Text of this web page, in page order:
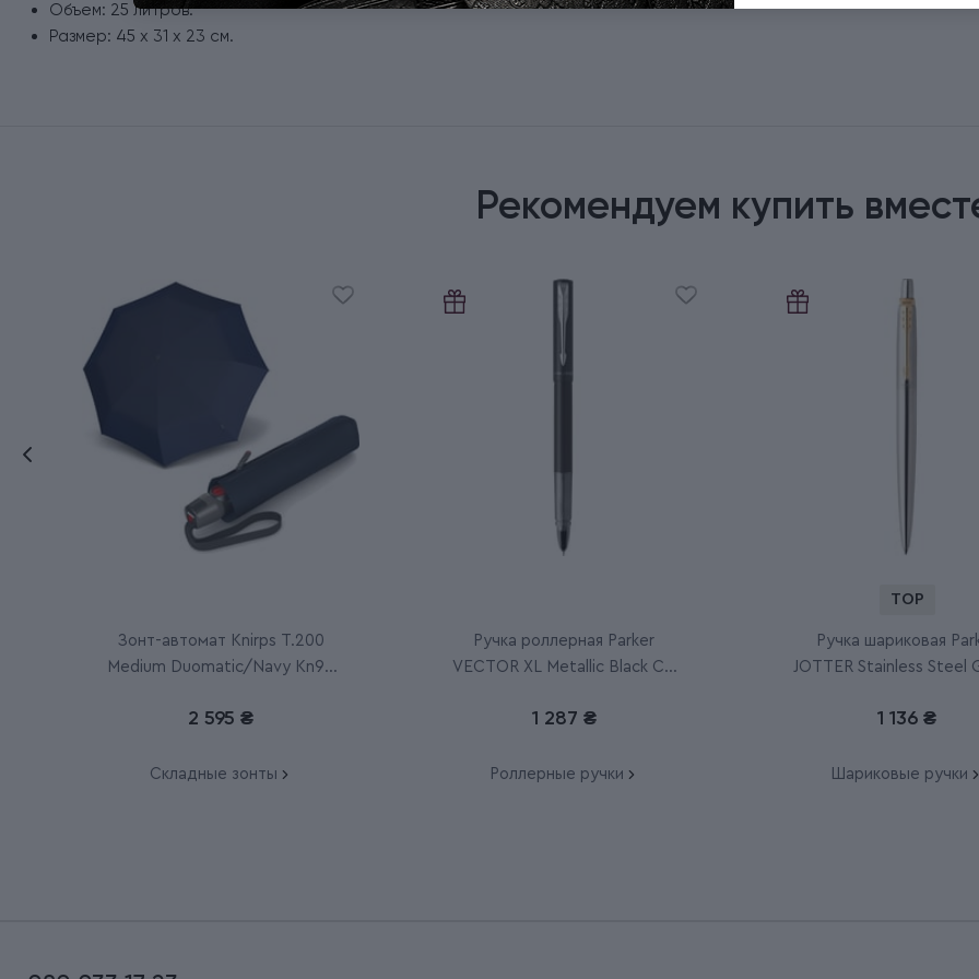
Объем: 25 литров.
Размер: 45 х 31 x 23 см.
Рекомендуем купить
Зонт-автомат Knirps T.200
Medium Duomatic/Navy Kn95
2 595 ₴
Складные зонты
Ручка роллерная Parker
VECTOR XL Metallic Black CT
1 287 ₴
Роллерные ручки
TOP
Ручка шариковая
JOTTER Stainless Steel
1 136 ₴
Шариковые ручки